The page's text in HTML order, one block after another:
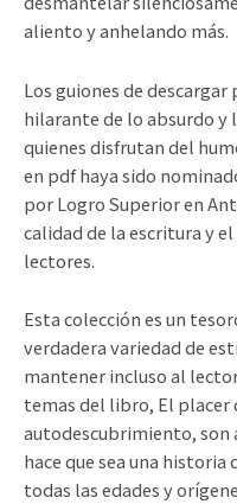
aliento y anhelando más.
Los guiones de
hilarante de lo absurdo y
quienes disfrutan del
en pdf haya sido
por Logro Superior en
calidad de la escritura y
lectores.
Esta colección es un
verdadera variedad de
mantener incluso al
temas del libro, El placer
autodescubrimiento, son
hace que sea una historia
todas las edades y